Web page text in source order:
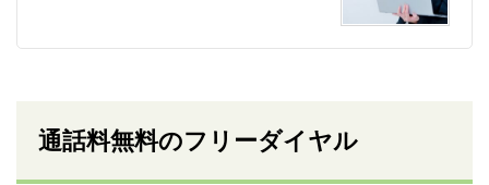
通話料無料のフリーダイヤル